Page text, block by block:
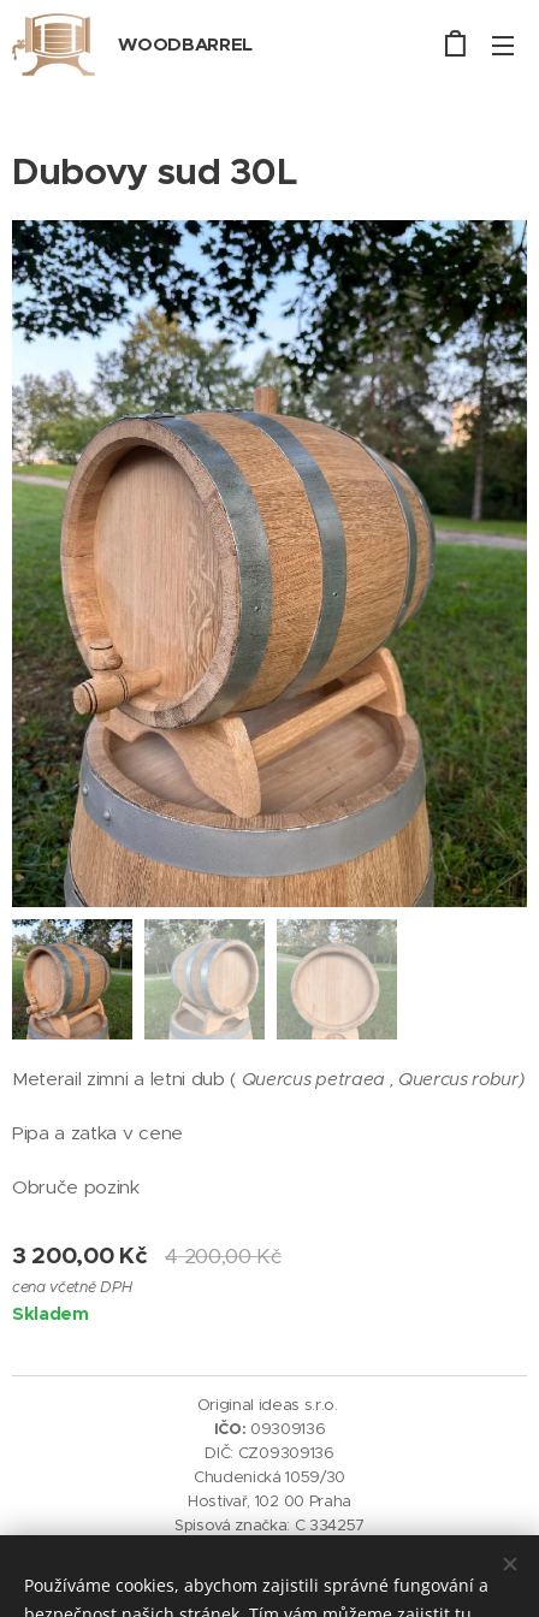
WOODBARREL
Dubovy sud 30L
Meterail zimni a letni dub ( Quercus petraea , Quercus robur)
Pipa a zatka v cene
Obruče pozink
3 200,00Kč 4 200,00Kč
cena včetně DPH
Skladem
Original ideas s.r.o.
IČO: 09309136
DIČ: CZ09309136
Chudenická 1059/30
Hostivař, 102 00 Praha
Spisová značka: C 334257
Cookies
Používáme cookies, abychom zajistili správné fungování a